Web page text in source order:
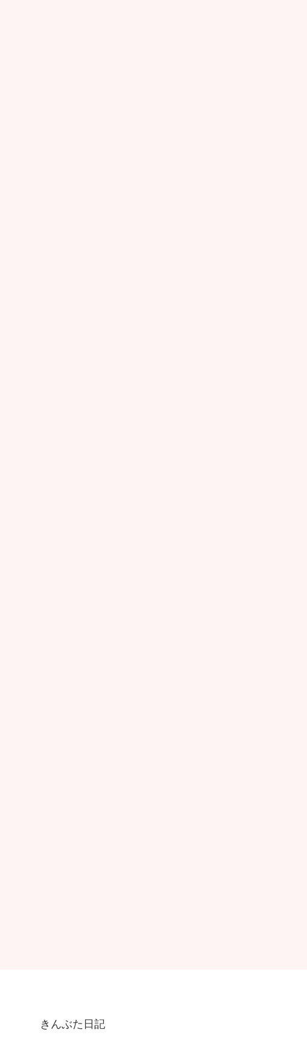
きんぶた日記